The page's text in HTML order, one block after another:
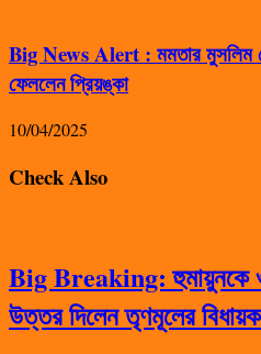
Big News Alert : মমতার মুসলিম
ফেললেন প্রিয়ঙ্কা
10/04/2025
Check Also
Big Breaking: হুমায়ুনকে
উত্তর দিলেন তৃণমূলের বিধায়ক